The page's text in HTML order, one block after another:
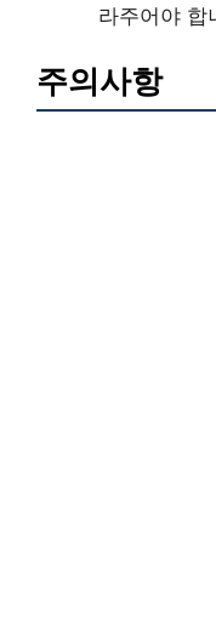
라주어야 합
주의사항